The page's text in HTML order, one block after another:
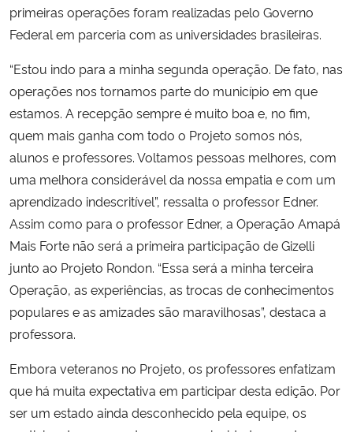
primeiras operações foram realizadas pelo Governo
Federal em parceria com as universidades brasileiras.
“Estou indo para a minha segunda operação. De fato, nas
operações nos tornamos parte do município em que
estamos. A recepção sempre é muito boa e, no fim,
quem mais ganha com todo o Projeto somos nós,
alunos e professores. Voltamos pessoas melhores, com
uma melhora considerável da nossa empatia e com um
aprendizado indescritível”, ressalta o professor Edner.
Assim como para o professor Edner, a Operação Amapá
Mais Forte não será a primeira participação de Gizelli
junto ao Projeto Rondon. “Essa será a minha terceira
Operação, as experiências, as trocas de conhecimentos
populares e as amizades são maravilhosas”, destaca a
professora.
Embora veteranos no Projeto, os professores enfatizam
que há muita expectativa em participar desta edição. Por
ser um estado ainda desconhecido pela equipe, os